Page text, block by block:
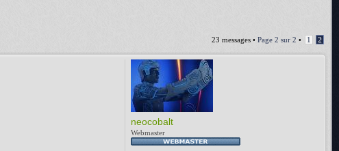
23 messages • Page 2 sur 2 • 1 2
neocobalt
Webmaster